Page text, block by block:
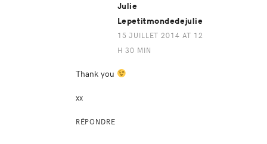
Julie
Lepetitmondedejulie
15 JUILLET 2014 AT 12
H 30 MIN
Thank you
xx
RÉPONDRE